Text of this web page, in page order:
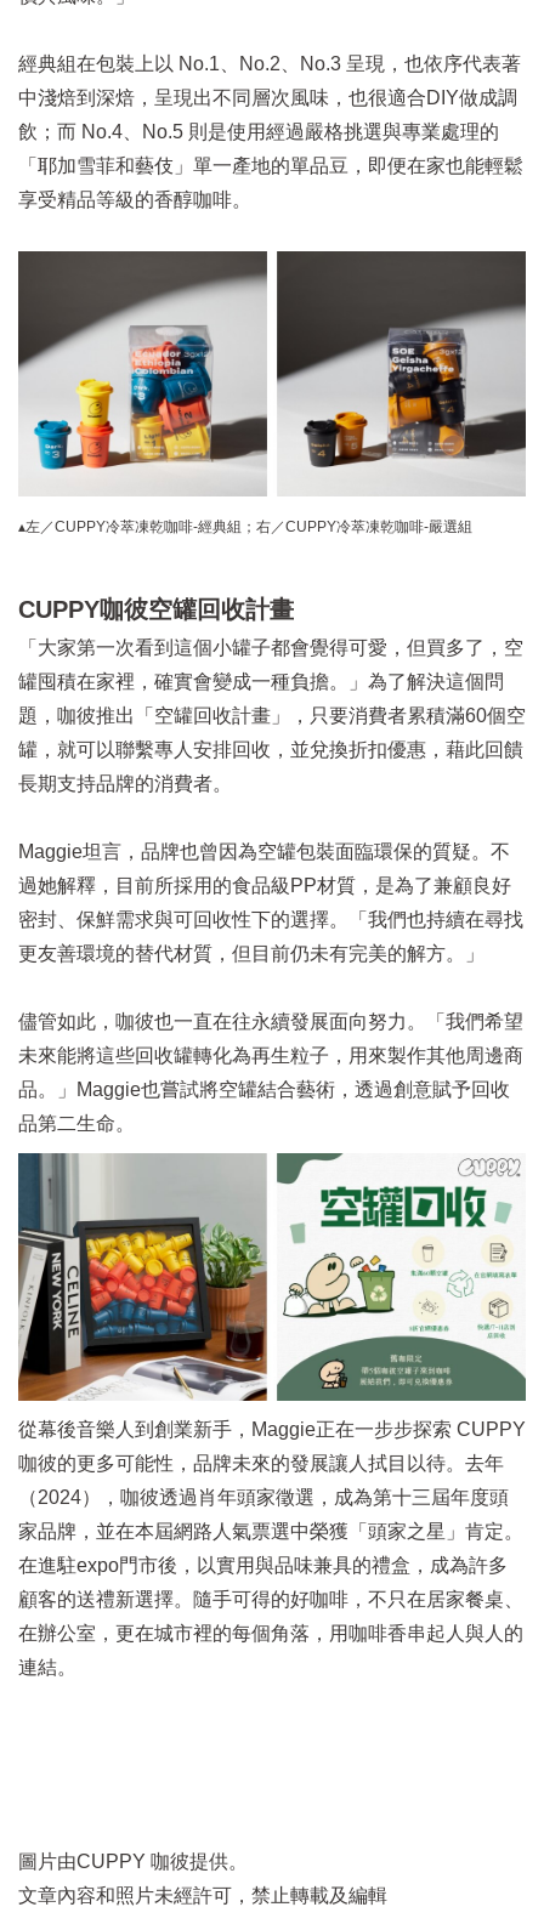
經典組在包裝上以 No.1、No.2、No.3 呈現，也依序代表著
中淺焙到深焙，呈現出不同層次風味，也很適合DIY做成調
飲；而 No.4、No.5 則是使用經過嚴格挑選與專業處理的
「耶加雪菲和藝伎」單一產地的單品豆，即便在家也能輕鬆
享受精品等級的香醇咖啡。
▴左／CUPPY冷萃凍乾咖啡-經典組；右／CUPPY冷萃凍乾咖啡-嚴選組
CUPPY咖彼空罐回收計畫
「大家第一次看到這個小罐子都會覺得可愛，但買多了，空
罐囤積在家裡，確實會變成一種負擔。」為了解決這個問
題，咖彼推出「空罐回收計畫」，只要消費者累積滿60個空
罐，就可以聯繫專人安排回收，並兌換折扣優惠，藉此回饋
長期支持品牌的消費者。
Maggie坦言，品牌也曾因為空罐包裝面臨環保的質疑。不
過她解釋，目前所採用的食品級PP材質，是為了兼顧良好
密封、保鮮需求與可回收性下的選擇。「我們也持續在尋找
更友善環境的替代材質，但目前仍未有完美的解方。」
儘管如此，咖彼也一直在往永續發展面向努力。「我們希望
未來能將這些回收罐轉化為再生粒子，用來製作其他周邊商
品。」Maggie也嘗試將空罐結合藝術，透過創意賦予回收
品第二生命。
從幕後音樂人到創業新手，Maggie正在一步步探索 CUPPY
咖彼的更多可能性，品牌未來的發展讓人拭目以待。去年
（2024），咖彼透過肖年頭家徵選，成為第十三屆年度頭
家品牌，並在本屆網路人氣票選中榮獲「頭家之星」肯定。
在進駐expo門市後，以實用與品味兼具的禮盒，成為許多
顧客的送禮新選擇。隨手可得的好咖啡，不只在居家餐桌、
在辦公室，更在城市裡的每個角落，用咖啡香串起人與人的
連結。
圖片由CUPPY 咖彼提供。
文章內容和照片未經許可，禁止轉載及編輯